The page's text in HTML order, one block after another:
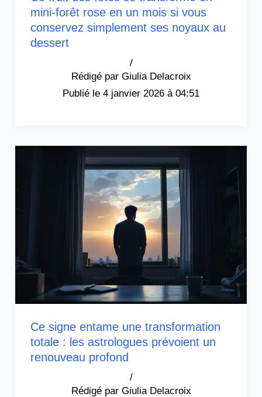
mini-forêt rose en un mois si vous
conservez simplement ses noyaux au
dessert
Giulia Delacroix
/
4 janvier 2026 à 04:51
Ce signe entame une transformation
totale : les astrologues prévoient un
renouveau profond
Giulia Delacroix
/